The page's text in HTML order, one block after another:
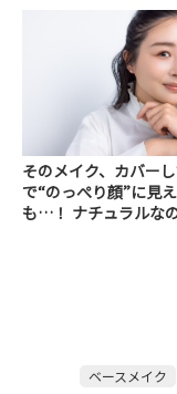
そのメイク、カバー
で“のっぺり顔”に見
も…！ ナチュラルな
ベースメイク